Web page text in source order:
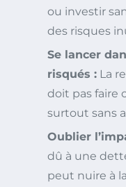
ou investir
des risques
Se lancer
risqués : La
doit pas faire
surtout sans
Oublier
dû à une
peut nuire à